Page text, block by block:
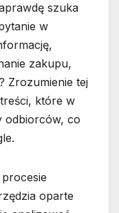
szuka
w
zakupu,
Zrozumienie tej
które w
odbiorców, co
oparte